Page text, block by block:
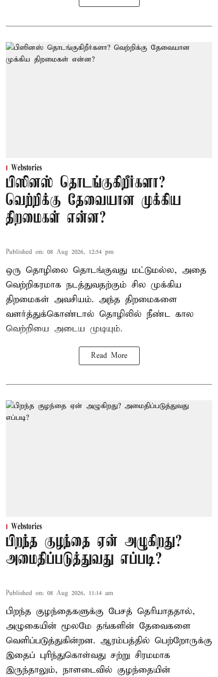
Webstories
பிஸினஸ் தொடங்குகிறீர்களா?
வெற்றிக்கு தேவையான முக்கிய
திறமைகள் என்ன?
Published on: 08 Aug 2026, 12:54 pm
ஒரு தொழிலை தொடங்குவது மட்டுமல்ல, அதை
வெற்றிகரமாக நடத்துவதற்கும் சில முக்கிய
திறமைகள் அவசியம். அந்த திறமைகளை
வளர்த்துக்கொண்டால் தொழிலில் நீண்ட கால
வெற்றியை அடைய முடியும்.
Read More
Webstories
பிறந்த குழந்தை ஏன் அழுகிறது?
அமைதிப்படுத்துவது எப்படி?
Published on: 08 Aug 2026, 11:14 am
பிறந்த குழந்தைகளுக்கு பேசத் தெரியாததால்,
அழுகையின் மூலமே தங்களின் தேவைகளை
வெளிப்படுத்துகின்றன. ஆரம்பத்தில் பெற்றோருக்கு
இதைப் புரிந்துகொள்வது சற்று சிரமமாக
இருந்தாலும், நாளடைவில் குழந்தையின்